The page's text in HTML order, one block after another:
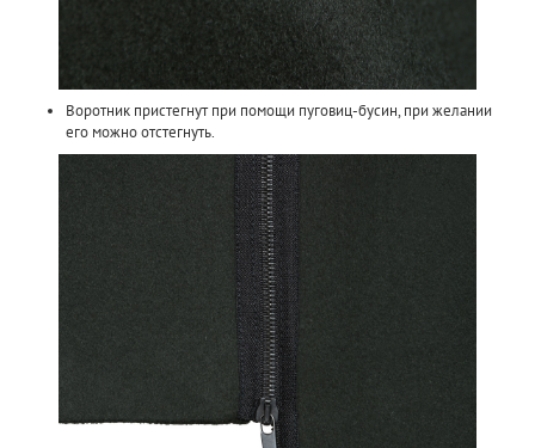
Воротник пристегнут при помощи пуговиц-бусин, при желании
его можно отстегнуть.